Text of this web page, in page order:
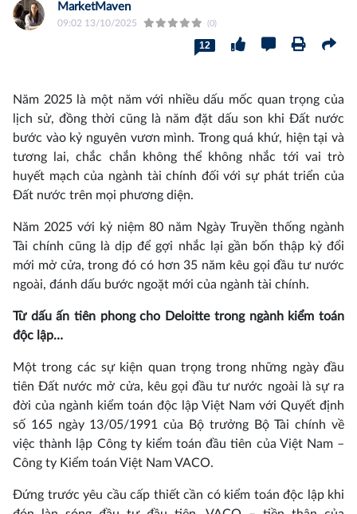
MarketMaven
09:02 13/10/2025 (0)
12
Năm 2025 là một năm với nhiều dấu mốc quan trọng của
lịch sử, đồng thời cũng là năm đặt dấu son khi Đất nước
bước vào kỷ nguyên vươn mình. Trong quá khứ, hiện tại và
tương lai, chắc chắn không thể không nhắc tới vai trò
huyết mạch của ngành tài chính đối với sự phát triển của
Đất nước trên mọi phương diện.
Năm 2025 với kỷ niệm 80 năm Ngày Truyền thống ngành
Tài chính cũng là dịp để gợi nhắc lại gần bốn thập kỷ đổi
mới mở cửa, trong đó có hơn 35 năm kêu gọi đầu tư nước
ngoài, đánh dấu bước ngoặt mới của ngành tài chính.
Từ dấu ấn tiên phong cho Deloitte trong ngành kiểm toán
độc lập…
Một trong các sự kiện quan trọng trong những ngày đầu
tiên Đất nước mở cửa, kêu gọi đầu tư nước ngoài là sự ra
đời của ngành kiểm toán độc lập Việt Nam với Quyết định
số 165 ngày 13/05/1991 của Bộ trưởng Bộ Tài chính về
việc thành lập Công ty kiểm toán đầu tiên của Việt Nam –
Công ty Kiểm toán Việt Nam VACO.
Đứng trước yêu cầu cấp thiết cần có kiểm toán độc lập khi